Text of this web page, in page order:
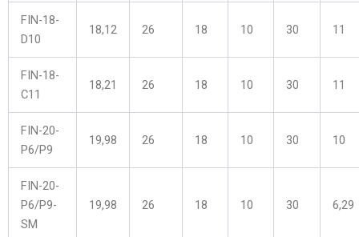
FIN-18-
D10
18,12 26 18 10 30 11
FIN-18-
C11
18,21 26 18 10 30 11
FIN-20-
P6/P9
19,98 26 18 10 30 10
FIN-20-
P6/P9-
SM
19,98 26 18 10 30 6,29